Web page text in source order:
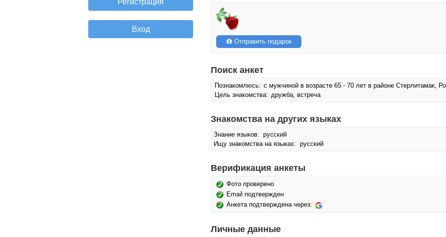
Отправить подарок
Поиск анкет
Познакомлюсь: с мужчиной в возрасте 65 - 70 лет в районе Стерлитамак,
Цель знакомства: дружба, встреча
Знакомства на других языках
Знание языков: русский
Ищу знакомства на языках: русский
Верификация анкеты
Фото проверено
Email подтвержден
Анкета подтверждена через:
Личные данные